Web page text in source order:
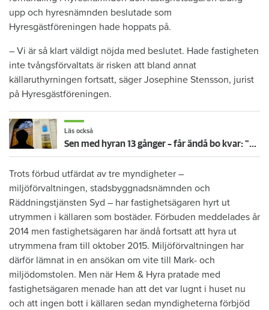
upp och hyresnämnden beslutade som
Hyresgästföreningen hade hoppats på.
– Vi är så klart väldigt nöjda med beslutet. Hade fastigheten
inte tvångsförvaltats är risken att bland annat
källaruthyrningen fortsatt, säger Josephine Stensson, jurist
på Hyresgästföreningen.
Läs också
Sen med hyran 13 gånger – får ändå bo kvar: "Glömde att betala"
Trots förbud utfärdat av tre myndigheter –
miljöförvaltningen, stadsbyggnadsnämnden och
Räddningstjänsten Syd – har fastighetsägaren hyrt ut
utrymmen i källaren som bostäder. Förbuden meddelades år
2014 men fastighetsägaren har ändå fortsatt att hyra ut
utrymmena fram till oktober 2015. Miljöförvaltningen har
därför lämnat in en ansökan om vite till Mark- och
miljödomstolen. Men när Hem & Hyra pratade med
fastighetsägaren menade han att det var lugnt i huset nu
och att ingen bott i källaren sedan myndigheterna förbjöd